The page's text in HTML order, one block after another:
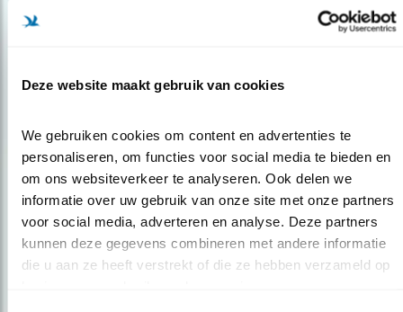
Deze website maakt gebruik van cookies
We gebruiken cookies om content en advertenties te
personaliseren, om functies voor social media te bieden en
om ons websiteverkeer te analyseren. Ook delen we
informatie over uw gebruik van onze site met onze partners
voor social media, adverteren en analyse. Deze partners
kunnen deze gegevens combineren met andere informatie
die u aan ze heeft verstrekt of die ze hebben verzameld op
Meld je aan en ontvang nieuws, inspiratie, acties en tips
over vogels en activiteiten van Vogelbescherming.
AANMELDEN VOGELNIEUWS
Volg ons via social media